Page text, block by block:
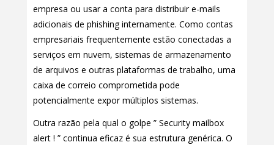
empresa ou usar a conta para distribuir e-mails
adicionais de phishing internamente. Como contas
empresariais frequentemente estão conectadas a
serviços em nuvem, sistemas de armazenamento
de arquivos e outras plataformas de trabalho, uma
caixa de correio comprometida pode
potencialmente expor múltiplos sistemas.
Outra razão pela qual o golpe ” Security mailbox
alert ! ” continua eficaz é sua estrutura genérica. O